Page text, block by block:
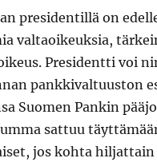
presidentillä on
valtaoikeuksia,
Presidentti voi
pankkivaltuuston
Suomen Pankin
sattuu
jos kohta